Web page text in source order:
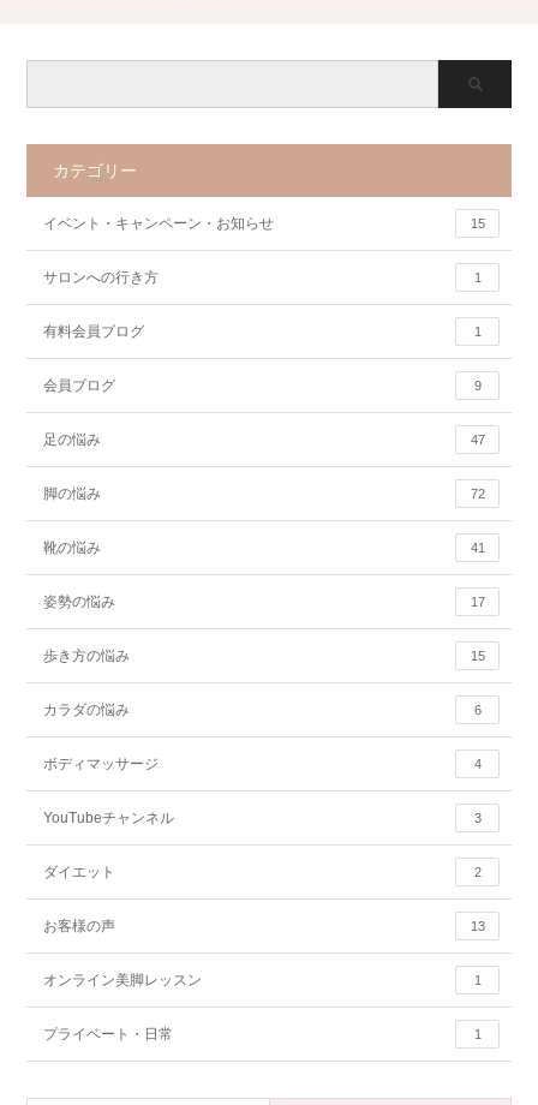
カテゴリー
イベント・キャンペーン・お知らせ 15
サロンへの行き方 1
有料会員ブログ 1
会員ブログ 9
足の悩み 47
脚の悩み 72
靴の悩み 41
姿勢の悩み 17
歩き方の悩み 15
カラダの悩み 6
ボディマッサージ 4
YouTubeチャンネル 3
ダイエット 2
お客様の声 13
オンライン美脚レッスン 1
プライベート・日常 1